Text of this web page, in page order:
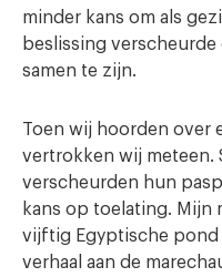
minder kans om als
beslissing
samen te zijn.
Toen wij hoorden over
vertrokken wij meteen.
verscheurden hun
kans op toelating. Mijn
vijftig Egyptische pond
verhaal aan de